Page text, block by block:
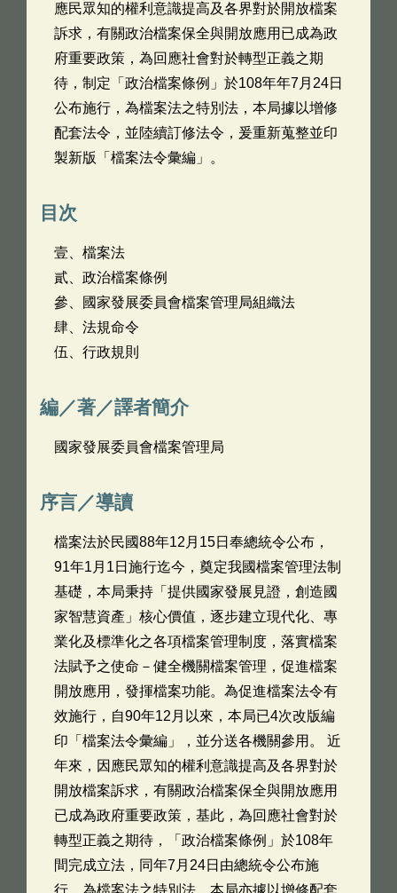
應民眾知的權利意識提高及各界對於開放檔案
訴求，有關政治檔案保全與開放應用已成為政
府重要政策，為回應社會對於轉型正義之期
待，制定「政治檔案條例」於108年年7月24日
公布施行，為檔案法之特別法，本局據以增修
配套法令，並陸續訂修法令，爰重新蒐整並印
製新版「檔案法令彙編」。
目次
壹、檔案法
貳、政治檔案條例
參、國家發展委員會檔案管理局組織法
肆、法規命令
伍、行政規則
編／著／譯者簡介
國家發展委員會檔案管理局
序言／導讀
檔案法於民國88年12月15日奉總統令公布，
91年1月1日施行迄今，奠定我國檔案管理法制
基礎，本局秉持「提供國家發展見證，創造國
家智慧資產」核心價值，逐步建立現代化、專
業化及標準化之各項檔案管理制度，落實檔案
法賦予之使命－健全機關檔案管理，促進檔案
開放應用，發揮檔案功能。為促進檔案法令有
效施行，自90年12月以來，本局已4次改版編
印「檔案法令彙編」，並分送各機關參用。 近
年來，因應民眾知的權利意識提高及各界對於
開放檔案訴求，有關政治檔案保全與開放應用
已成為政府重要政策，基此，為回應社會對於
轉型正義之期待，「政治檔案條例」於108年
間完成立法，同年7月24日由總統令公布施
行，為檔案法之特別法，本局亦據以增修配套